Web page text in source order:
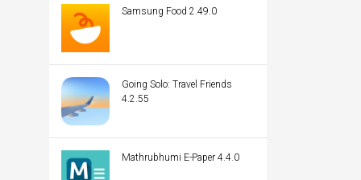
Samsung Food 2.49.0
Going Solo: Travel Friends
4.2.55
Mathrubhumi E-Paper 4.4.0